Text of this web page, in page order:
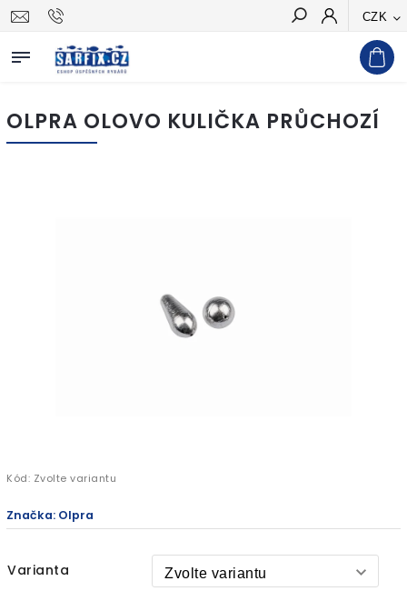
CZK
Hledat
OLPRA OLOVO KULIČKA PRŮCHOZÍ
Kód: Zvolte variantu
Značka: Olpra
Varianta